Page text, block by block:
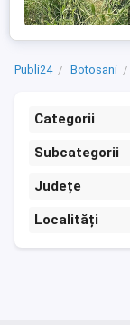
Publi24 Botosani
Categorii
Subcategorii
Județe
Localități